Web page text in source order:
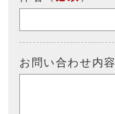
お問い合わせ内容